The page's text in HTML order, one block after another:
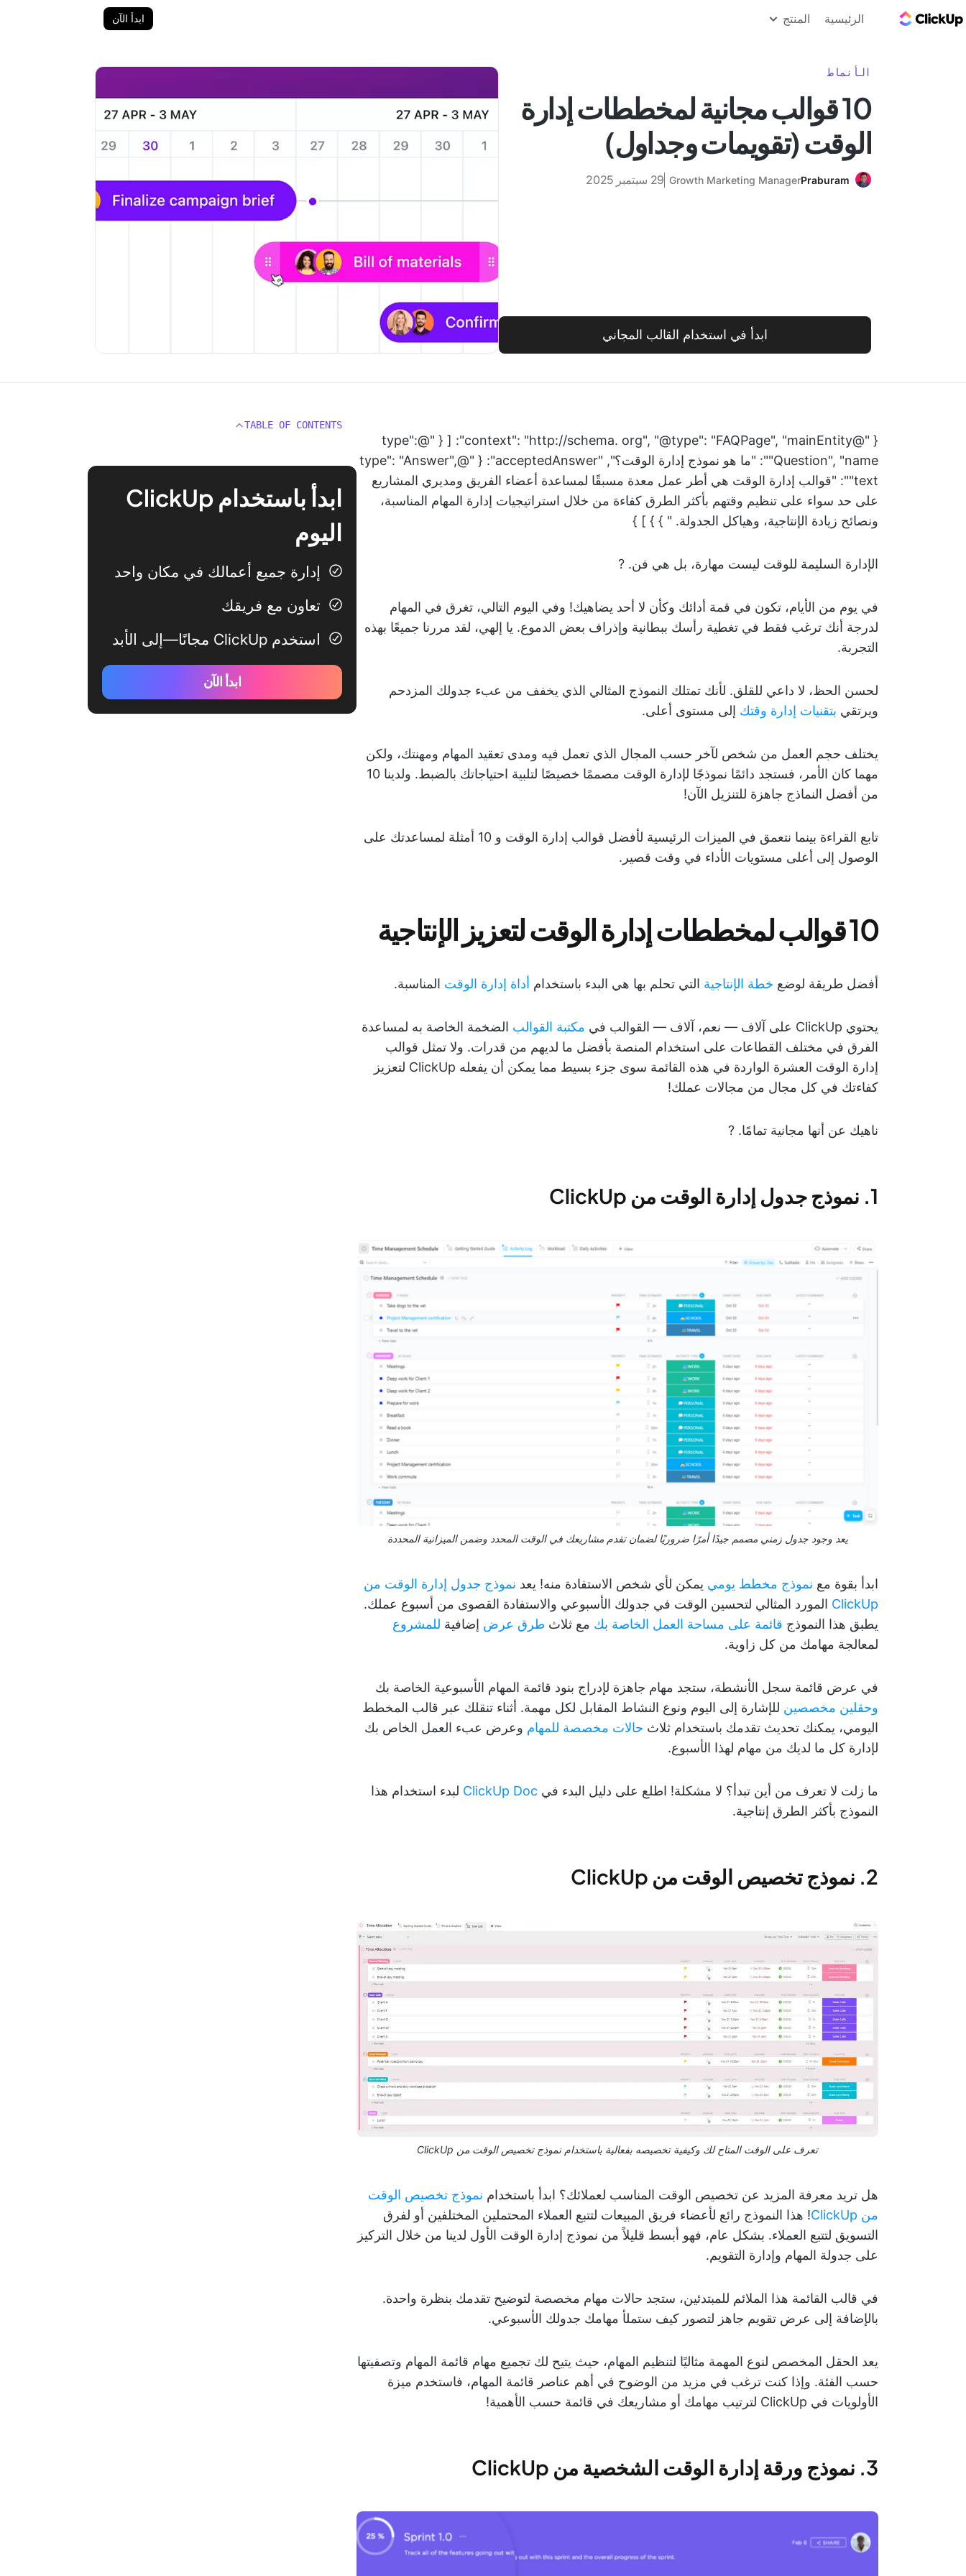
الرئيسية المنتج ابدأ الآن
الأنماط
10 قوالب مجانية لمخططات إدارة
الوقت (تقويمات وجداول)
Praburam
Growth Marketing Manager 29 سبتمبر 2025
ابدأ في استخدام القالب المجاني
{ "@context": "http://schema. org", "@type": "FAQPage", "mainEntity": [ { "@type":
"Question", "name": "ما هو نموذج إدارة الوقت؟", "acceptedAnswer": { "@type": "Answer",
"text": "قوالب إدارة الوقت هي أطر عمل معدة مسبقًا لمساعدة أعضاء الفريق ومديري المشاريع
على حد سواء على تنظيم وقتهم بأكثر الطرق كفاءة من خلال استراتيجيات إدارة المهام المناسبة،
ونصائح زيادة الإنتاجية، وهياكل الجدولة. " } } ] }
الإدارة السليمة للوقت ليست مهارة، بل هي فن. ?
في يوم من الأيام، تكون في قمة أدائك وكأن لا أحد يضاهيك! وفي اليوم التالي، تغرق في المهام
لدرجة أنك ترغب فقط في تغطية رأسك ببطانية وإذراف بعض الدموع. يا إلهي، لقد مررنا جميعًا بهذه
التجربة.
لحسن الحظ، لا داعي للقلق. لأنك تمتلك النموذج المثالي الذي يخفف من عبء جدولك المزدحم
ويرتقي بتقنيات إدارة وقتك إلى مستوى أعلى.
يختلف حجم العمل من شخص لآخر حسب المجال الذي تعمل فيه ومدى تعقيد المهام ومهنتك، ولكن
مهما كان الأمر، فستجد دائمًا نموذجًا لإدارة الوقت مصممًا خصيصًا لتلبية احتياجاتك بالضبط. ولدينا 10
من أفضل النماذج جاهزة للتنزيل الآن!
تابع القراءة بينما نتعمق في الميزات الرئيسية لأفضل قوالب إدارة الوقت و 10 أمثلة لمساعدتك على
الوصول إلى أعلى مستويات الأداء في وقت قصير.
10 قوالب لمخططات إدارة الوقت لتعزيز الإنتاجية
أفضل طريقة لوضع خطة الإنتاجية التي تحلم بها هي البدء باستخدام أداة إدارة الوقت المناسبة.
يحتوي ClickUp على آلاف — نعم، آلاف — القوالب في مكتبة القوالب الضخمة الخاصة به لمساعدة
الفرق في مختلف القطاعات على استخدام المنصة بأفضل ما لديهم من قدرات. ولا تمثل قوالب
إدارة الوقت العشرة الواردة في هذه القائمة سوى جزء بسيط مما يمكن أن يفعله ClickUp لتعزيز
كفاءتك في كل مجال من مجالات عملك!
ناهيك عن أنها مجانية تمامًا. ?
1. نموذج جدول إدارة الوقت من ClickUp
يعد وجود جدول زمني مصمم جيدًا أمرًا ضروريًا لضمان تقدم مشاريعك في الوقت المحدد وضمن الميزانية المحددة
ابدأ بقوة مع نموذج مخطط يومي يمكن لأي شخص الاستفادة منه! يعد نموذج جدول إدارة الوقت من
ClickUp المورد المثالي لتحسين الوقت في جدولك الأسبوعي والاستفادة القصوى من أسبوع عملك.
يطبق هذا النموذج قائمة على مساحة العمل الخاصة بك مع ثلاث طرق عرض إضافية للمشروع
لمعالجة مهامك من كل زاوية.
في عرض قائمة سجل الأنشطة، ستجد مهام جاهزة لإدراج بنود قائمة المهام الأسبوعية الخاصة بك
وحقلين مخصصين للإشارة إلى اليوم ونوع النشاط المقابل لكل مهمة. أثناء تنقلك عبر قالب المخطط
اليومي، يمكنك تحديث تقدمك باستخدام ثلاث حالات مخصصة للمهام وعرض عبء العمل الخاص بك
لإدارة كل ما لديك من مهام لهذا الأسبوع.
ما زلت لا تعرف من أين تبدأ؟ لا مشكلة! اطلع على دليل البدء في ClickUp Doc لبدء استخدام هذا
النموذج بأكثر الطرق إنتاجية.
2. نموذج تخصيص الوقت من ClickUp
تعرف على الوقت المتاح لك وكيفية تخصيصه بفعالية باستخدام نموذج تخصيص الوقت من ClickUp
هل تريد معرفة المزيد عن تخصيص الوقت المناسب لعملائك؟ ابدأ باستخدام نموذج تخصيص الوقت
من ClickUp
! هذا النموذج رائع لأعضاء فريق المبيعات لتتبع العملاء المحتملين المختلفين أو لفرق
التسويق لتتبع العملاء. بشكل عام، فهو أبسط قليلاً من نموذج إدارة الوقت الأول لدينا من خلال التركيز
على جدولة المهام وإدارة التقويم.
في قالب القائمة هذا الملائم للمبتدئين، ستجد حالات مهام مخصصة لتوضيح تقدمك بنظرة واحدة.
بالإضافة إلى عرض تقويم جاهز لتصور كيف ستملأ مهامك جدولك الأسبوعي.
يعد الحقل المخصص لنوع المهمة مثاليًا لتنظيم المهام، حيث يتيح لك تجميع مهام قائمة المهام وتصفيتها
حسب الفئة. وإذا كنت ترغب في مزيد من الوضوح في أهم عناصر قائمة المهام، فاستخدم ميزة
الأولويات في ClickUp لترتيب مهامك أو مشاريعك في قائمة حسب الأهمية!
3. نموذج ورقة إدارة الوقت الشخصية من ClickUp
TABLE OF CONTENTS
ابدأ باستخدام ClickUp
اليوم
إدارة جميع أعمالك في مكان واحد
تعاون مع فريقك
استخدم ClickUp مجانًا—إلى الأبد
ابدأ الآن